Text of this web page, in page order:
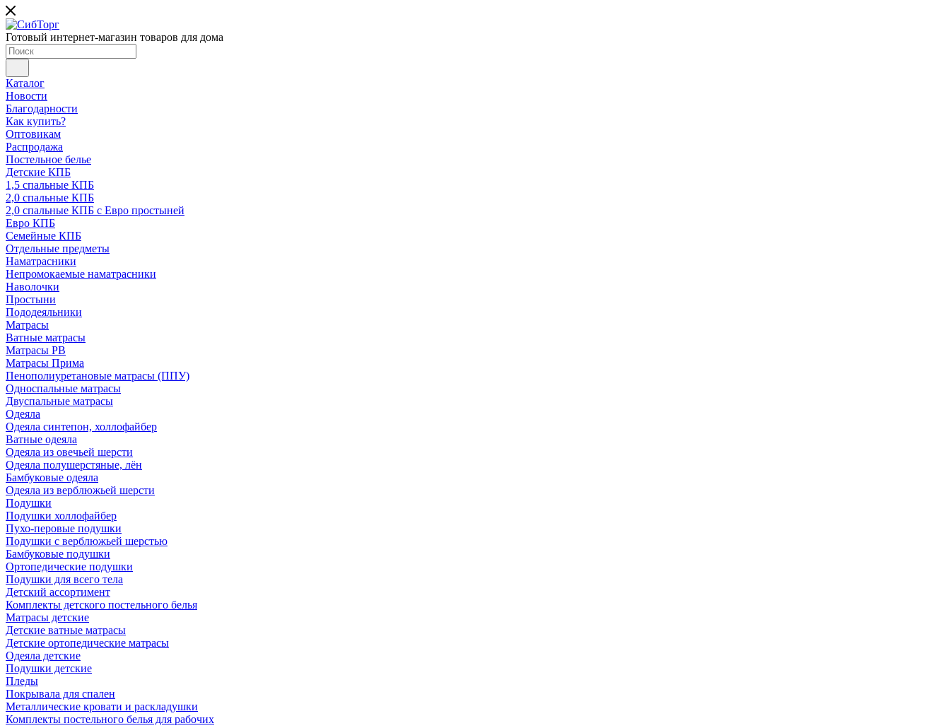
Готовый интернет-магазин товаров для дома
Каталог
Новости
Благодарности
Как купить?
Оптовикам
Распродажа
Постельное белье
Детские КПБ
1,5 спальные КПБ
2,0 спальные КПБ
2,0 спальные КПБ с Евро простыней
Евро КПБ
Семейные КПБ
Отдельные предметы
Наматрасники
Непромокаемые наматрасники
Наволочки
Простыни
Пододеяльники
Матрасы
Ватные матрасы
Матрасы РВ
Матрасы Прима
Пенополиуретановые матрасы (ППУ)
Односпальные матрасы
Двуспальные матрасы
Одеяла
Одеяла синтепон, холлофайбер
Ватные одеяла
Одеяла из овечьей шерсти
Одеяла полушерстяные, лён
Бамбуковые одеяла
Одеяла из верблюжьей шерсти
Подушки
Подушки холлофайбер
Пухо-перовые подушки
Подушки с верблюжьей шерстью
Бамбуковые подушки
Ортопедические подушки
Подушки для всего тела
Детский ассортимент
Комплекты детского постельного белья
Матрасы детские
Детские ватные матрасы
Детские ортопедические матрасы
Одеяла детские
Подушки детские
Пледы
Покрывала для спален
Металлические кровати и раскладушки
Комплекты постельного белья для рабочих